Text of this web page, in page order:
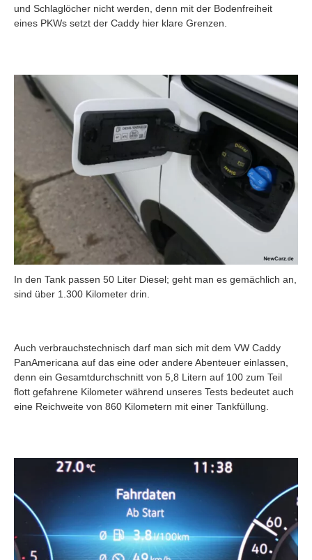
und Schlaglöcher nicht werden, denn mit der Bodenfreiheit
eines PKWs setzt der Caddy hier klare Grenzen.
In den Tank passen 50 Liter Diesel; geht man es gemächlich an,
sind über 1.300 Kilometer drin.
Auch verbrauchstechnisch darf man sich mit dem VW Caddy
PanAmericana auf das eine oder andere Abenteuer einlassen,
denn ein Gesamtdurchschnitt von 5,8 Litern auf 100 zum Teil
flott gefahrene Kilometer während unseres Tests bedeutet auch
eine Reichweite von 860 Kilometern mit einer Tankfüllung.